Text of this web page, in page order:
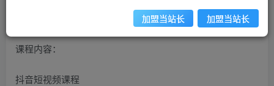
手头没项目想赚钱的福音来了，原价980
课程内容：
抖音短视频课程
加盟当站长 加盟当站长